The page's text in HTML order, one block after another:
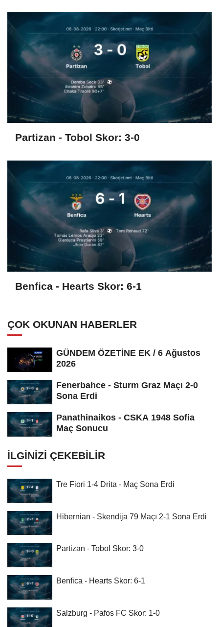
Partizan - Tobol Skor: 3-0
Benfica - Hearts Skor: 6-1
ÇOK OKUNAN HABERLER
GÜNDEM ÖZETİNE EK / 6 Ağustos
2026
Fenerbahce - Sturm Graz Maçı 2-0
Sona Erdi
Panathinaikos - CSKA 1948 Sofia
Maç Sonucu
İLGINIZI ÇEKEBILIR
Tre Fiori 1-4 Drita - Maç Sona Erdi
Hibernian - Skendija 79 Maçı 2-1 Sona Erdi
Partizan - Tobol Skor: 3-0
Benfica - Hearts Skor: 6-1
Salzburg - Pafos FC Skor: 1-0